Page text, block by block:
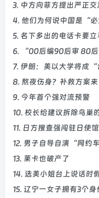
3. 中方向菲方提出严正交
4. 他们为何说中国是“必
5. 名下多出的电话卡要立
6. “00后编90后审 80后
7. 伊朗：美以大学将成“
8. 熬夜伤身？补救方案来
9. 今年首个强对流预警
10. 校长给建议拆除鸟巢
11. 日方搜查强闯驻日使
12. 男子自导自演“网约
13. 莱卡也破产了
14. 选美小姐台上说话时
15. 辽宁一女子拥有3个身